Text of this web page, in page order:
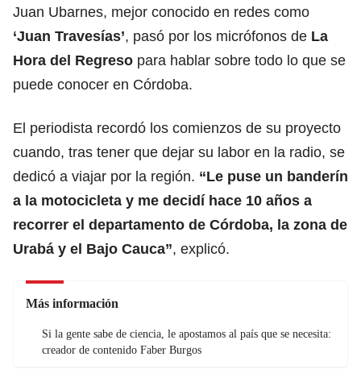
Juan Ubarnes, mejor conocido en redes como
‘Juan Travesías’, pasó por los micrófonos de La
Hora del Regreso para hablar sobre todo lo que se
puede conocer en Córdoba.
El periodista recordó los comienzos de su proyecto
cuando, tras tener que dejar su labor en la radio, se
dedicó a viajar por la región. “Le puse un banderín
a la motocicleta y me decidí hace 10 años a
recorrer el departamento de Córdoba, la zona de
Urabá y el Bajo Cauca”, explicó.
Más información
Si la gente sabe de ciencia, le apostamos al país que se necesita:
creador de contenido Faber Burgos